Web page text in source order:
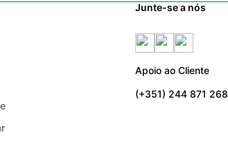
Junte-se a nós
Apoio ao Cliente
(+351) 244 871 268